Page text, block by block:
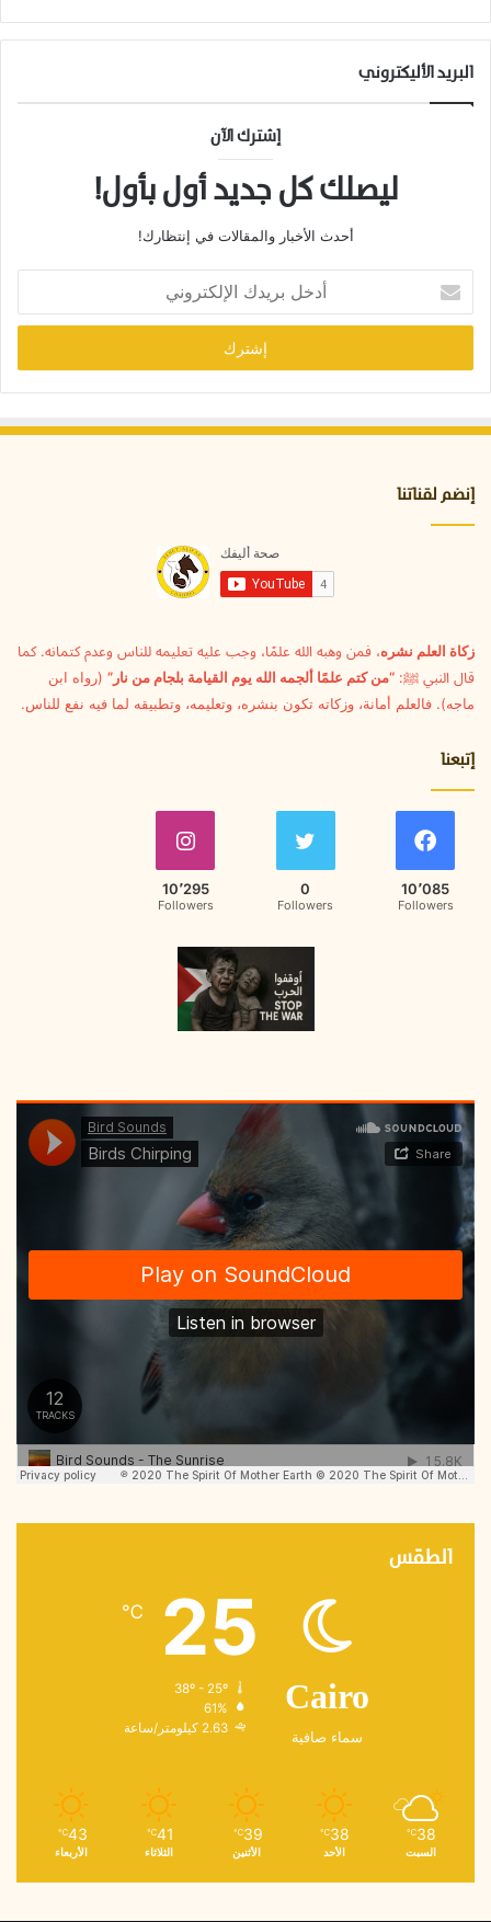
البريد الأليكتروني
إشترك الآن
ليصلك كل جديد أول بأول!
أحدث الأخبار والمقالات في إنتظارك!
خ
ب
ر
ا
و
ن
ي
إنضم لقناتنا
زكاة العلم نشره، فمن وهبه الله علمًا، وجب عليه تعليمه للناس وعدم كتمانه. كما
قال النبي ﷺ: “من كتم علمًا ألجمه الله يوم القيامة بلجام من نار” (رواه ابن
ماجه). فالعلم أمانة، وزكاته تكون بنشره، وتعليمه، وتطبيقه لما فيه نفع للناس.
إتبعنا
10٬085
Followers
0
Followers
10٬295
Followers
الطقس
Cairo
سماء صافية
25
℃
61%
2.63 كيلومتر/ساعة
38
℃
السبت
38
℃
الأحد
39
℃
الأثنين
41
℃
الثلاثاء
43
℃
الأربعاء